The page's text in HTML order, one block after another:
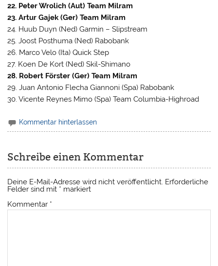
22. Peter Wrolich (Aut) Team Milram
23. Artur Gajek (Ger) Team Milram
24. Huub Duyn (Ned) Garmin – Slipstream
25. Joost Posthuma (Ned) Rabobank
26. Marco Velo (Ita) Quick Step
27. Koen De Kort (Ned) Skil-Shimano
28. Robert Förster (Ger) Team Milram
29. Juan Antonio Flecha Giannoni (Spa) Rabobank
30. Vicente Reynes Mimo (Spa) Team Columbia-Highroad
Kommentar hinterlassen
Schreibe einen Kommentar
Deine E-Mail-Adresse wird nicht veröffentlicht. Erforderliche
Felder sind mit * markiert
Kommentar *